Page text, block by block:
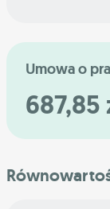
Umowa o
687,85